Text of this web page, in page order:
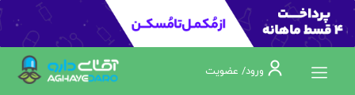
ورود/ عضویت